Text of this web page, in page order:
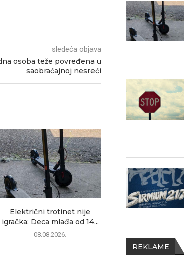
sledeća objava
osoba teže povređena u
saobraćajnoj nesreći
Električni trotinet nije
igračka: Deca mlađa od 14...
08.08.2026.
08.08.2026.
REKLAME